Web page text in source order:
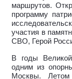
маршрутов.
программу
участия в
СВО, Герой
В годы
одним из
Москвы. Летом